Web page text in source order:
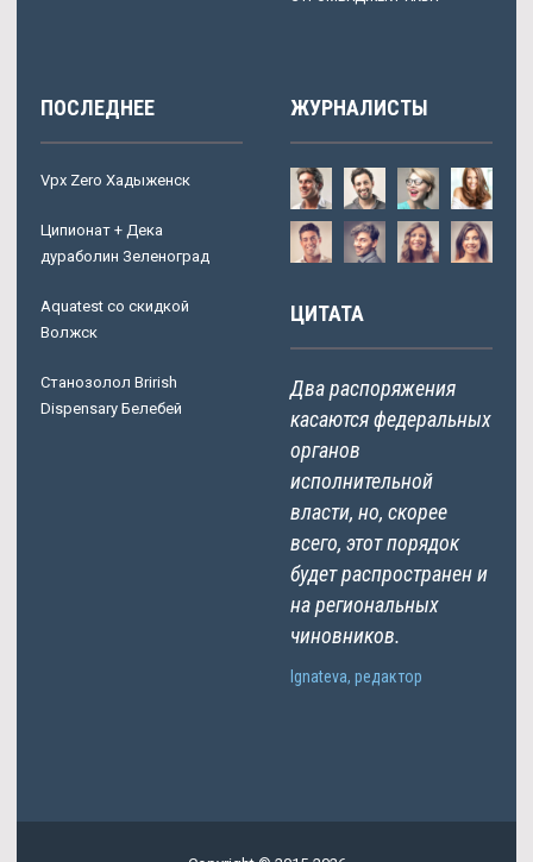
ПОСЛЕДНЕЕ
Vpx Zero Хадыженск
Ципионат + Дека
дураболин Зеленоград
Aquatest со скидкой
Волжск
Станозолол Brirish
Dispensary Белебей
ЖУРНАЛИСТЫ
ЦИТАТА
Два распоряжения
касаются федеральных
органов
исполнительной
власти, но, скорее
всего, этот порядок
будет распространен и
на региональных
чиновников.
Ignateva, редактор